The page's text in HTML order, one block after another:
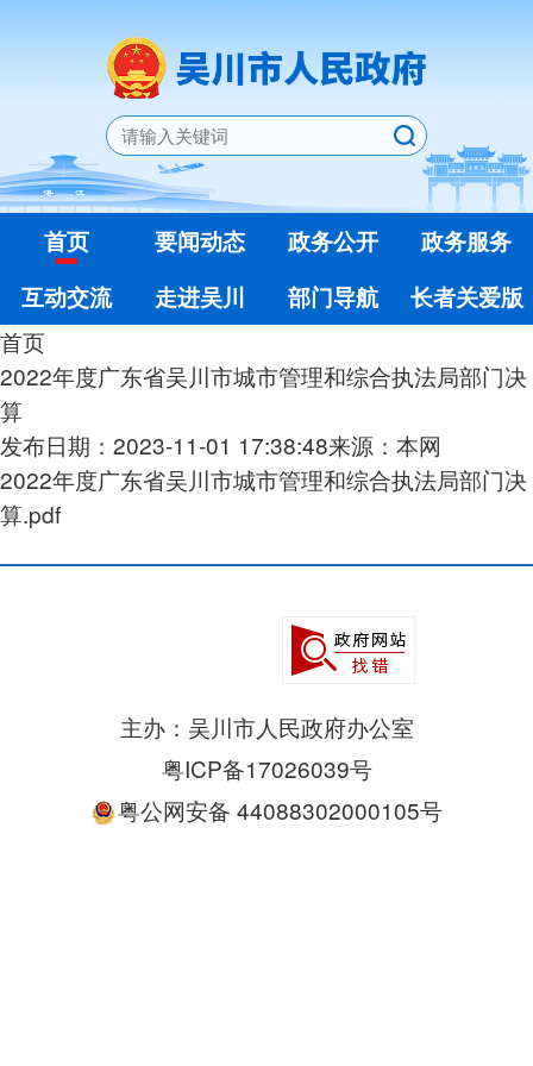
首页 要闻动态 政务公开
政务服务
互动交流
走进吴川 部门导航
长者关爱版
首页
2022年度广东省吴川市城市管理和综合执法局部门决
算
发布日期：2023-11-01 17:38:48来源：本网
2022年度广东省吴川市城市管理和综合执法局部门决
算.pdf
主办：吴川市人民政府办公室
粤ICP备17026039号
粤公网安备 44088302000105号